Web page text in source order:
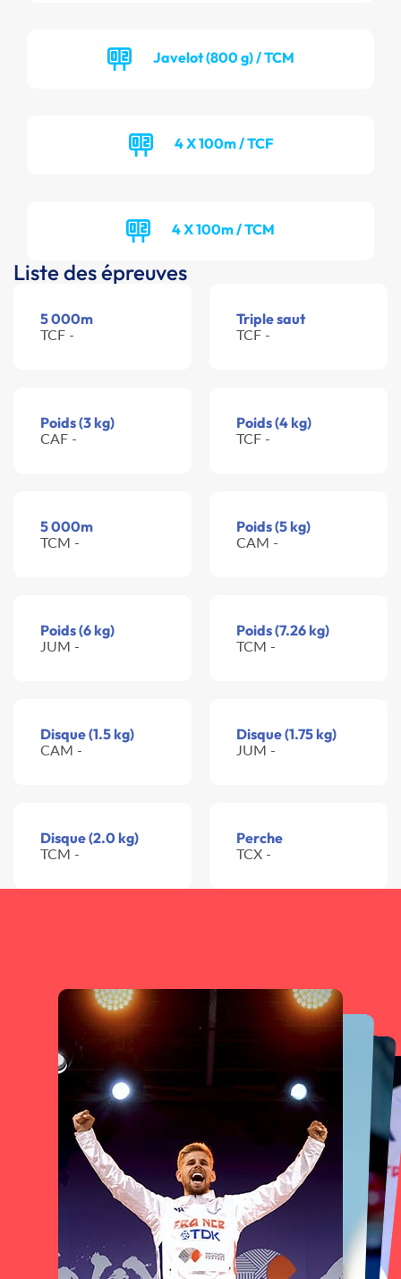
Javelot (800 g) / TCM
4 X 100m / TCF
4 X 100m / TCM
Liste des épreuves
5 000m
TCF -
Triple saut
TCF -
Poids (3 kg)
CAF -
Poids (4 kg)
TCF -
5 000m
TCM -
Poids (5 kg)
CAM -
Poids (6 kg)
JUM -
Poids (7.26 kg)
TCM -
Disque (1.5 kg)
CAM -
Disque (1.75 kg)
JUM -
Disque (2.0 kg)
TCM -
Perche
TCX -